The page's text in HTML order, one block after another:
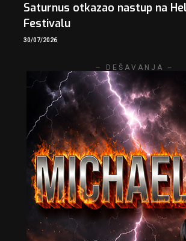
Saturnus otkazao nastup na
Festivalu
30/07/2026
– DEŠAVANJA –